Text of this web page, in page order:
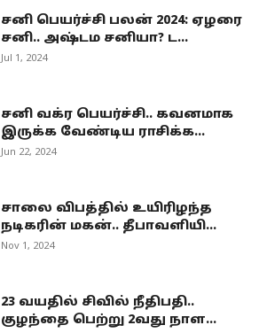
சனி பெயர்ச்சி பலன் 2024: ஏழரை
சனி.. அஷ்டம சனியா? ட...
Jul 1, 2024
சனி வக்ர பெயர்ச்சி.. கவனமாக
இருக்க வேண்டிய ராசிக்க...
Jun 22, 2024
சாலை விபத்தில் உயிரிழந்த
நடிகரின் மகன்.. தீபாவளியி...
Nov 1, 2024
23 வயதில் சிவில் நீதிபதி..
குழந்தை பெற்று 2வது நாள...